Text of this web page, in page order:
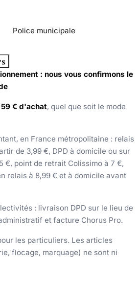
Police municipale
: nous vous confirmons le
€ d'achat, quel que soit le mode
en France métropolitaine : relais
de 3,99 €, DPD à domicile ou sur
€, point de retrait Colissimo à 7 €,
relais à 8,99 € et à domicile avant
: livraison DPD sur le lieu de
et facture Chorus Pro.
les particuliers. Les articles
flocage, marquage) ne sont ni